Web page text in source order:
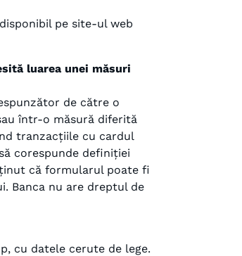
pe site-ul web
luarea unei măsuri
de către o
într-o măsură diferită
tranzacțiile cu cardul
corespunde definiției
că formularul poate fi
Banca nu are dreptul de
cu datele cerute de lege.